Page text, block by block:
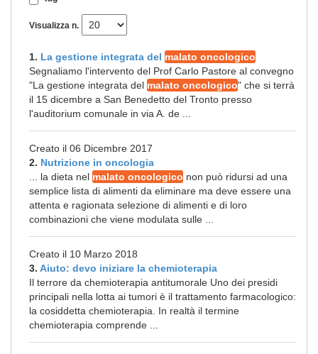
Visualizza n.
1. La gestione integrata del malato oncologico
Segnaliamo l'intervento del Prof Carlo Pastore al convegno
"La gestione integrata del malato oncologico" che si terrà
il 15 dicembre a San Benedetto del Tronto presso
l'auditorium comunale in via A. de ...
Creato il 06 Dicembre 2017
2. Nutrizione in oncologia
... la dieta nel malato oncologico non può ridursi ad una
semplice lista di alimenti da eliminare ma deve essere una
attenta e ragionata selezione di alimenti e di loro
combinazioni che viene modulata sulle ...
Creato il 10 Marzo 2018
3. Aiuto: devo iniziare la chemioterapia
Il terrore da chemioterapia antitumorale Uno dei presidi
principali nella lotta ai tumori è il trattamento farmacologico:
la cosiddetta chemioterapia. In realtà il termine
chemioterapia comprende ...